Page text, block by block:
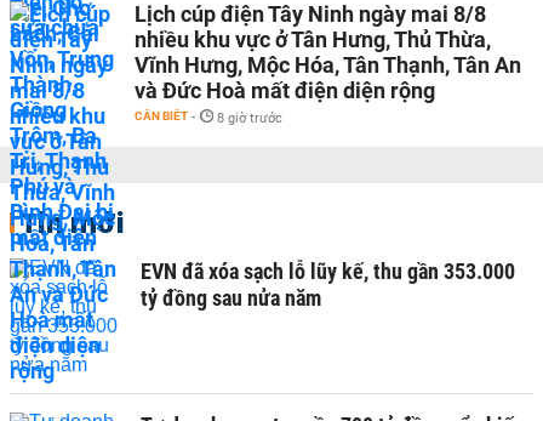
Lịch cúp điện Tây Ninh ngày mai 8/8
nhiều khu vực ở Tân Hưng, Thủ Thừa,
Vĩnh Hưng, Mộc Hóa, Tân Thạnh, Tân An
và Đức Hoà mất điện diện rộng
CẦN BIẾT - 8 giờ trước
Tin mới
EVN đã xóa sạch lỗ lũy kế, thu gần 353.000
tỷ đồng sau nửa năm